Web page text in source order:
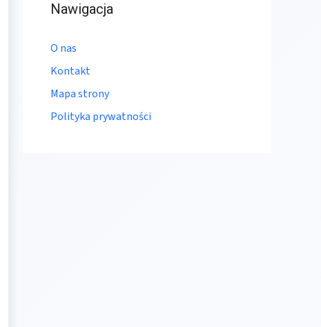
Nawigacja
O nas
Kontakt
Mapa strony
Polityka prywatności